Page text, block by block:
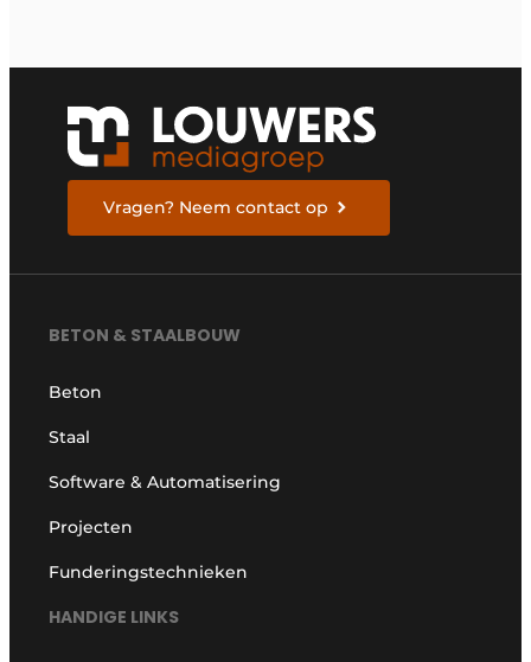
Vragen? Neem contact op
BETON & STAALBOUW
Beton
Staal
Software & Automatisering
Projecten
Funderingstechnieken
HANDIGE LINKS